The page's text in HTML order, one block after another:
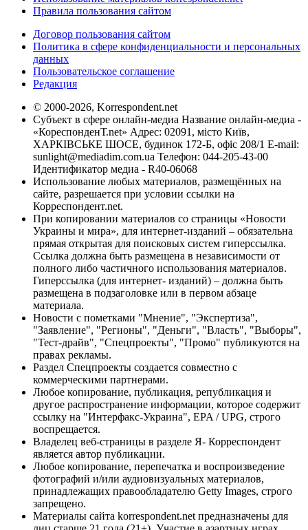
Правила пользования сайтом
Договор пользования сайтом
Политика в сфере конфиденциальности и персональных
данных
Пользовательское соглашение
Редакция
© 2000-2026, Korrespondent.net
Субъект в сфере онлайн-медиа Название онлайн-медиа -
«КореспонденТ.net» Адрес: 02091, місто Київ,
ХАРКІВСЬКЕ ШОСЕ, будинок 172-Б, офіс 208/1 E-mail:
sunlight@mediadim.com.ua Телефон: 044-205-43-00
Идентификатор медиа - R40-06068
Использование любых материалов, размещённых на
сайте, разрешается при условии ссылки на
Корреспондент.net.
При копировании материалов со страницы «Новости
Украины и мира», для интернет-изданий – обязательна
прямая открытая для поисковых систем гиперссылка.
Ссылка должна быть размещена в независимости от
полного либо частичного использования материалов.
Гиперссылка (для интернет- изданий) – должна быть
размещена в подзаголовке или в первом абзаце
материала.
Новости с пометками "Мнение", "Экспертиза",
"Заявление", "Регионы", "Деньги", "Власть", "Выборы",
"Тест-драйв", "Спецпроекты", "Промо" публикуются на
правах рекламы.
Раздел Спецпроекты создается совместно с
коммерческими партнерами.
Любое копирование, публикация, републикация и
другое распространение информации, которое содержит
ссылку на "Интерфакс-Украина", EPA / UPG, строго
воспрещается.
Владелец веб-страницы в разделе Я- Корреспондент
является автор публикации.
Любое копирование, перепечатка и воспроизведение
фотографий и/или аудиовизуальных материалов,
принадлежащих правообладателю Getty Images, строго
запрещено.
Материалы сайта korrespondent.net предназначены для